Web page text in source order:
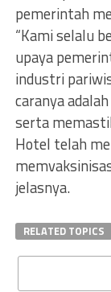
pemerintah
“Kami selalu
upaya
industri
caranya
serta
Hotel telah
jelasnya.
RELATED TOPICS